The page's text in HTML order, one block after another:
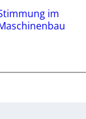
im